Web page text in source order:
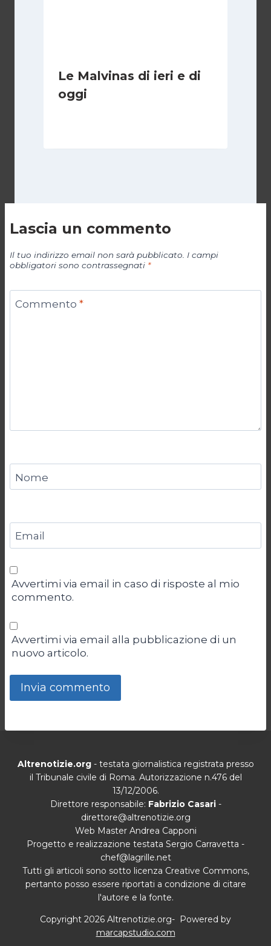
Le Malvinas di ieri e di
oggi
Lascia un commento
Il tuo indirizzo email non sarà pubblicato. I campi
obbligatori sono contrassegnati *
Commento *
Nome
Email
Avvertimi via email in caso di risposte al mio
commento.
Avvertimi via email alla pubblicazione di un
nuovo articolo.
Altrenotizie.org- testata giornalistica registrata presso
il Tribunale civile di Roma. Autorizzazione n.476 del
13/12/2006.
Direttore responsabile: Fabrizio Casari-
direttore@altrenotizie.org
Web Master Andrea Capponi
Progetto e realizzazione testata Sergio Carravetta -
chef@lagrille.net
Tutti gli articoli sono sotto licenza Creative Commons,
pertanto posso essere riportati a condizione di citare
l'autore e la fonte.
Copyright 2026 Altrenotizie.org- Powered by
marcapstudio.com